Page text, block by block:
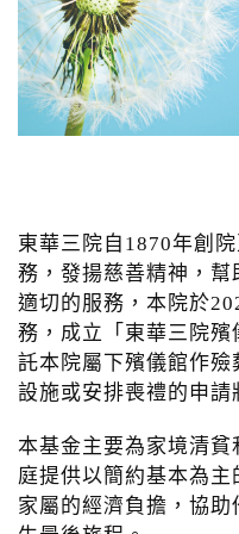
東華三院自1870年創
務，發揚慈善精神，
適切的服務，本院於
務，成立「東華三院
託本院屬下殯儀館作殮
設施或安排喪禮的申請
本基金主要為家境清
庭提供以簡約基本為
家屬的經濟負擔，協